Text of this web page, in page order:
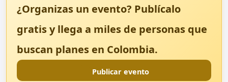
¿Organizas un evento? Publícalo
gratis y llega a miles de personas que
buscan planes en Colombia.
Publicar evento